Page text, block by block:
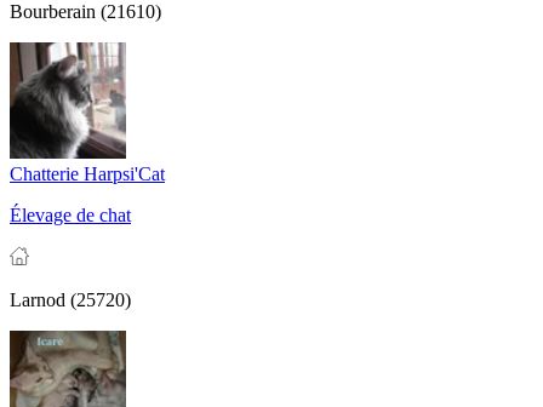
Bourberain (21610)
Chatterie Harpsi'Cat
Élevage de chat
Larnod (25720)